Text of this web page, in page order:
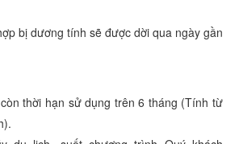
bị dương tính sẽ được dời qua ngày gần
thời hạn sử dụng trên 6 tháng (Tính từ